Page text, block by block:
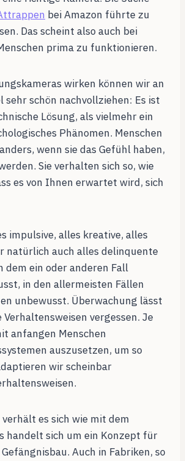
bei Amazon führte zu
Das scheint also auch bei
prima zu funktionieren.
wirken können wir an
sehr schön nachvollziehen: Es ist
Lösung, als vielmehr ein
Phänomen. Menschen
wenn sie das Gefühl haben,
Sie verhalten sich so, wie
es von Ihnen erwartet wird, sich
impulsive, alles kreative, alles
natürlich auch alles delinquente
ein oder anderen Fall
in den allermeisten Fällen
unbewusst. Überwachung lässt
vergessen. Je
anfangen Menschen
auszusetzen, um so
wir scheinbar
es sich wie mit dem
handelt sich um ein Konzept für
Auch in Fabriken, so